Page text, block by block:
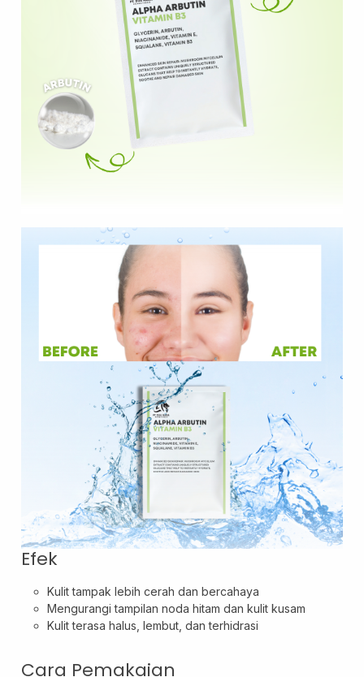
Formulasi Kustom Kemasan Khusus
Layanan Desain
Layanan Sertifikat
Pergudangan &
Logistik
Efek
Kulit tampak lebih cerah dan bercahaya
Mengurangi tampilan noda hitam dan kulit kusam
Kulit terasa halus, lembut, dan terhidrasi
Cara Pemakaian